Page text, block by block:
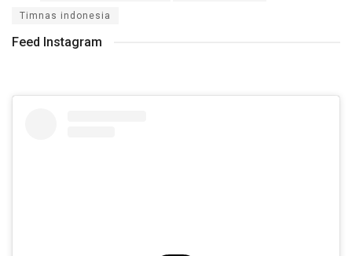
Timnas indonesia
Feed Instagram